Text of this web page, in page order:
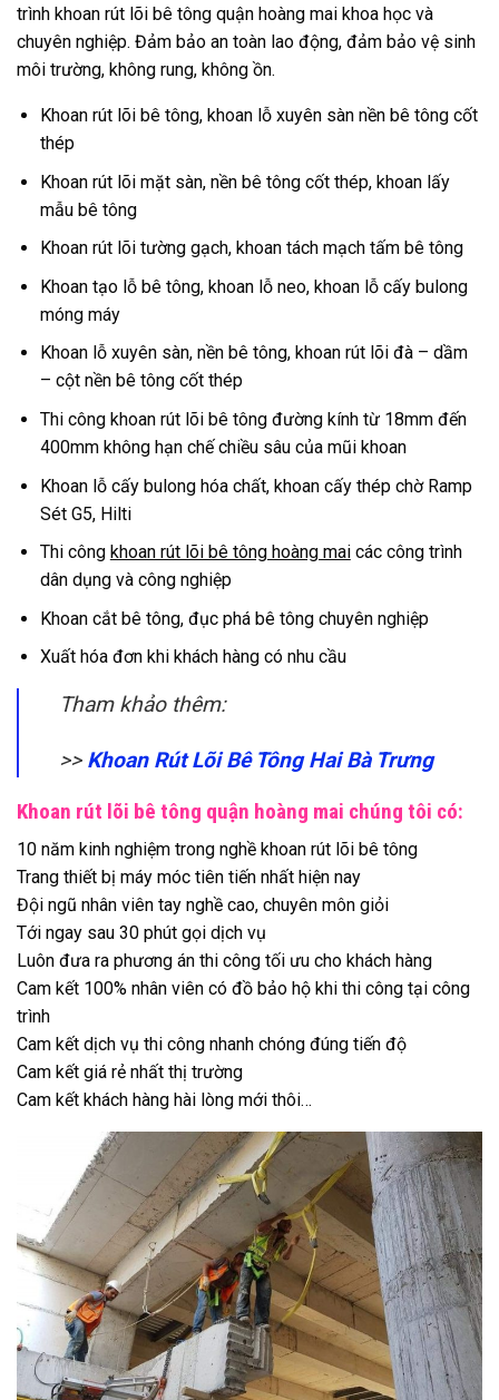
trình khoan rút lõi bê tông quận hoàng mai khoa học và
chuyên nghiệp. Đảm bảo an toàn lao động, đảm bảo vệ sinh
môi trường, không rung, không ồn.
Khoan rút lõi bê tông, khoan lỗ xuyên sàn nền bê tông cốt
thép
Khoan rút lõi mặt sàn, nền bê tông cốt thép, khoan lấy
mẫu bê tông
Khoan rút lõi tường gạch, khoan tách mạch tấm bê tông
Khoan tạo lỗ bê tông, khoan lỗ neo, khoan lỗ cấy bulong
móng máy
Khoan lỗ xuyên sàn, nền bê tông, khoan rút lõi đà – dầm
– cột nền bê tông cốt thép
Thi công khoan rút lõi bê tông đường kính từ 18mm đến
400mm không hạn chế chiều sâu của mũi khoan
Khoan lỗ cấy bulong hóa chất, khoan cấy thép chờ Ramp
Sét G5, Hilti
Thi công khoan rút lõi bê tông hoàng maicác công trình
dân dụng và công nghiệp
Khoan cắt bê tông, đục phá bê tông chuyên nghiệp
Xuất hóa đơn khi khách hàng có nhu cầu
Tham khảo thêm:
>> Khoan Rút Lõi Bê Tông Hai Bà Trưng
Khoan rút lõi bê tông quận hoàng mai chúng tôi có:
10 năm kinh nghiệm trong nghề khoan rút lõi bê tông
Trang thiết bị máy móc tiên tiến nhất hiện nay
Đội ngũ nhân viên tay nghề cao, chuyên môn giỏi
Tới ngay sau 30 phút gọi dịch vụ
Luôn đưa ra phương án thi công tối ưu cho khách hàng
Cam kết 100% nhân viên có đồ bảo hộ khi thi công tại công
trình
Cam kết dịch vụ thi công nhanh chóng đúng tiến độ
Cam kết giá rẻ nhất thị trường
Cam kết khách hàng hài lòng mới thôi…